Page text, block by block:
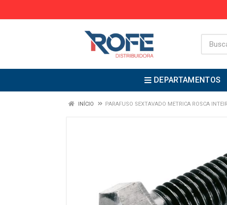
DEPARTAMENTOS
INÍCIO PARAFUSO SEXTAVADO METRICA ROSCA